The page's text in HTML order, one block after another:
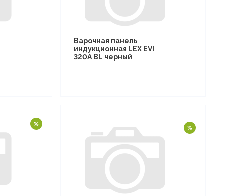
Варочная панель
индукционная LEX EVI
320A BL черный